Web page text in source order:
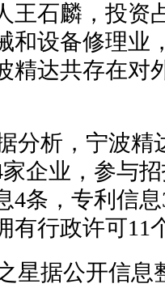
王石麟，投资
和设备修理业
精达共存在对
分析，宁波精
企业，参与
4条，专利信
有行政许可11
星据公开信息